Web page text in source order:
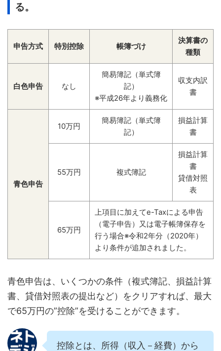
る。
申告方式 特別控除 帳簿づけ
決算書の
種類
白色申告 なし
簡易簿記（単式簿
記）
※平成26年より義務化
収支内訳
書
青色申告
10万円
簡易簿記（単式簿
記）
損益計算
書
55万円 複式簿記
損益計算
書
貸借対照
表
65万円
上項目に加えてe-Taxによる申告
（電子申告）又は電子帳簿保存を
行う場合※令和2年分（2020年）
より条件が追加されました。
青色申告は、いくつかの条件（複式簿記、損益計算
書、貸借対照表の提出など）をクリアすれば、最大
で65万円の”控除”を受けることができます。
控除とは、所得（収入－経費）から